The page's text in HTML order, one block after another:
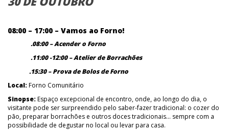
08:00 – 17:00 – Vamos ao Forno!
.08:00 – Acender o Forno
.11:00 -12:00 – Atelier de Borrachões
.15:30 – Prova de Bolos de Forno
Local:Forno Comunitário
Sinopse:Espaço excepcional de encontro, onde, ao longo do dia, o
visitante pode ser surpreendido pelo saber-fazer tradicional: o cozer do
pão, preparar borrachões e outros doces tradicionais… sempre com a
possibilidade de degustar no local ou levar para casa.